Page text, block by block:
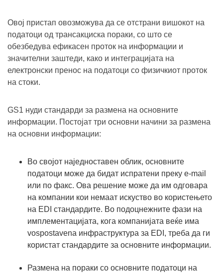
Овој пристап овозможува да се отстрани вишокот на
податоци од трансакциска пораки, со што се
обезбедува ефикасен проток на информации и
значителни заштеди, како и интеграцијата на
електронски пренос на податоци со физичкиот проток
на стоки.
GS1 нуди стандарди за размена на основните
информации. Постојат три основни начини за размена
на основни информации:
Во својот наједноставен облик, основните
податоци може да бидат испратени преку e-mail
или по факс. Ова решение може да им одговара
на компании кои немаат искуство во користењето
на EDI стандардите. Во подоцнежните фази на
имплементацијата, кога компанијата веќе има
vospostavena инфраструктура за EDI, треба да ги
користат стандардите за основните информации.
Размена на пораки со основните податоци на